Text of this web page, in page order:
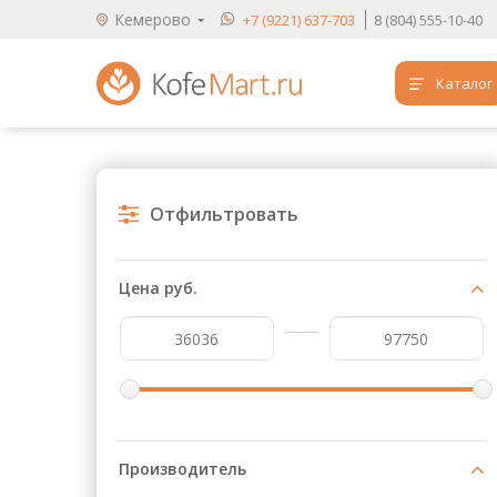
Кемерово +7 (9221) 637-703 8 (804) 555-10-40
Каталог
Кофе
Продукты для HoReCa
Расходники для кофеен
Отфильтровать
Цена руб.
Производитель